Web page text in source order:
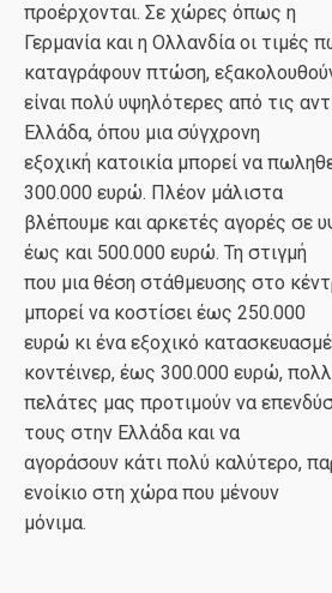
προέρχονται. Σε χώρες όπως η
Γερμανία και η Ολλανδία οι τιμές
καταγράφουν πτώση,
είναι πολύ υψηλότερες από τις
Ελλάδα, όπου μια σύγχρονη
εξοχική κατοικία μπορεί να
300.000 ευρώ. Πλέον μάλιστα
βλέπουμε και αρκετές αγορές σε
έως και 500.000 ευρώ. Τη στιγμή
που μια θέση στάθμευσης στο
μπορεί να κοστίσει έως 250.000
ευρώ κι ένα εξοχικό
κοντέινερ, έως 300.000 ευρώ,
πελάτες μας προτιμούν να
τους στην Ελλάδα και να
αγοράσουν κάτι πολύ καλύτερο,
ενοίκιο στη χώρα που μένουν
μόνιμα.